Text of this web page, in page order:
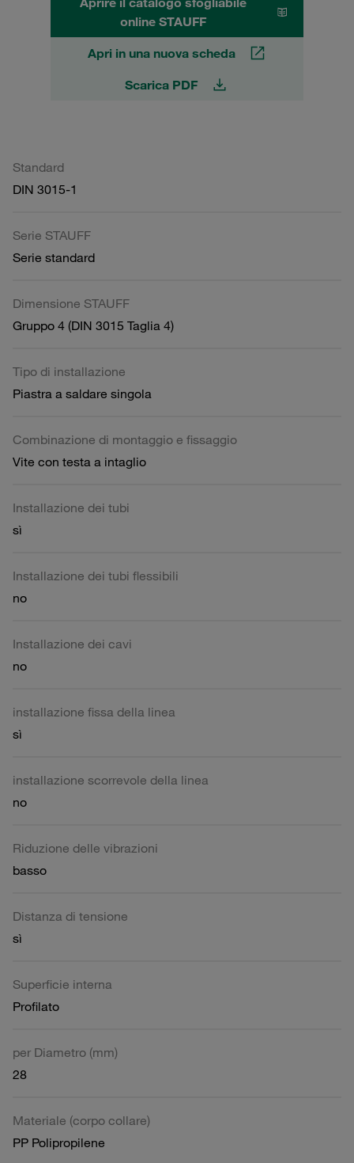
online STAUFF
Apri in una nuova scheda
Scarica PDF
Standard
DIN 3015-1
Serie STAUFF
Serie standard
Dimensione STAUFF
Gruppo 4 (DIN 3015 Taglia 4)
Tipo di installazione
Piastra a saldare singola
Combinazione di montaggio e fissaggio
Vite con testa a intaglio
Installazione dei tubi
sì
Installazione dei tubi flessibili
no
Installazione dei cavi
no
installazione fissa della linea
sì
installazione scorrevole della linea
no
Riduzione delle vibrazioni
basso
Distanza di tensione
sì
Superficie interna
Profilato
per Diametro (mm)
28
Materiale (corpo collare)
PP Polipropilene